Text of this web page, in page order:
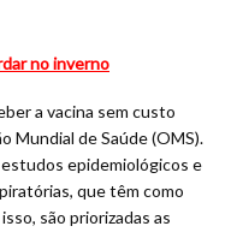
no inverno
a vacina sem custo
Mundial de Saúde (OMS).
epidemiológicos e
que têm como
são priorizadas as